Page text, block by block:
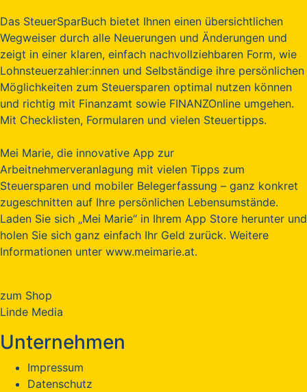
Das SteuerSparBuch bietet Ihnen einen übersichtlichen
Wegweiser durch alle Neuerungen und Änderungen und
zeigt in einer klaren, einfach nachvollziehbaren Form, wie
Lohnsteuerzahler:innen und Selbständige ihre persönlichen
Möglichkeiten zum Steuersparen optimal nutzen können
und richtig mit Finanzamt sowie FINANZOnline umgehen.
Mit Checklisten, Formularen und vielen Steuertipps.
Mei Marie, die innovative App zur
Arbeitnehmerveranlagung mit vielen Tipps zum
Steuersparen und mobiler Belegerfassung – ganz konkret
zugeschnitten auf Ihre persönlichen Lebensumstände.
Laden Sie sich „Mei Marie“ in Ihrem App Store herunter und
holen Sie sich ganz einfach Ihr Geld zurück. Weitere
Informationen unter www.meimarie.at.
zum Shop
Linde Media
Unternehmen
Impressum
Datenschutz